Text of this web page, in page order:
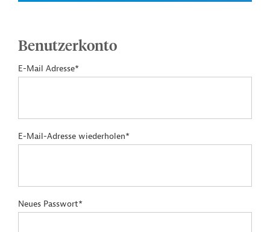
Benutzerkonto
E-Mail Adresse*
E-Mail-Adresse wiederholen*
Neues Passwort*